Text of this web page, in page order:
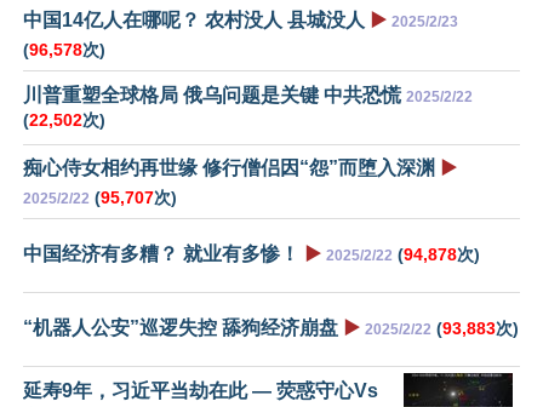
中国14亿人在哪呢？ 农村没人 县城没人 ▶️ 2025/2/23
(96,578次)
川普重塑全球格局 俄乌问题是关键 中共恐慌 2025/2/22
(22,502次)
痴心侍女相约再世缘 修行僧侣因“怨”而堕入深渊 ▶️
2025/2/22 (95,707次)
中国经济有多糟？ 就业有多惨！ ▶️ 2025/2/22 (94,878次)
“机器人公安”巡逻失控 舔狗经济崩盘 ▶️ 2025/2/22 (93,883次)
延寿9年，习近平当劫在此 — 荧惑守心Vs